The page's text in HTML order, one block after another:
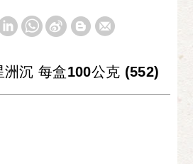
沉 每盒100公克 (552)